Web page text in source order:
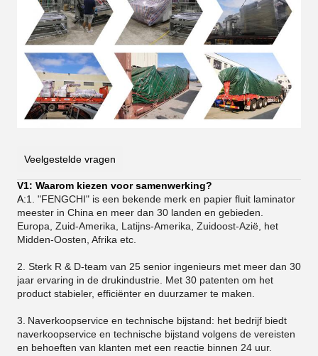
Veelgestelde vragen
V1: Waarom kiezen voor samenwerking?
A:1. "FENGCHI" is een bekende merk en papier fluit laminator
meester in China en meer dan 30 landen en gebieden.
Europa, Zuid-Amerika, Latijns-Amerika, Zuidoost-Azië, het
Midden-Oosten, Afrika etc.
2. Sterk R & D-team van 25 senior ingenieurs met meer dan 30
jaar ervaring in de drukindustrie. Met 30 patenten om het
product stabieler, efficiënter en duurzamer te maken.
3. Naverkoopservice en technische bijstand: het bedrijf biedt
naverkoopservice en technische bijstand volgens de vereisten
en behoeften van klanten met een reactie binnen 24 uur.